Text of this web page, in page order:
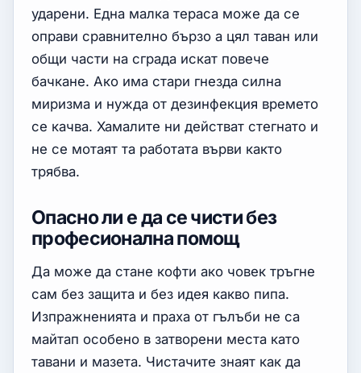
ударени. Една малка тераса може да се
оправи сравнително бързо а цял таван или
общи части на сграда искат повече
бачкане. Ако има стари гнезда силна
миризма и нужда от дезинфекция времето
се качва. Хамалите ни действат стегнато и
не се мотаят та работата върви както
трябва.
Опасно ли е да се чисти без
професионална помощ
Да може да стане кофти ако човек тръгне
сам без защита и без идея какво пипа.
Изпражненията и праха от гълъби не са
майтап особено в затворени места като
тавани и мазета. Чистачите знаят как да